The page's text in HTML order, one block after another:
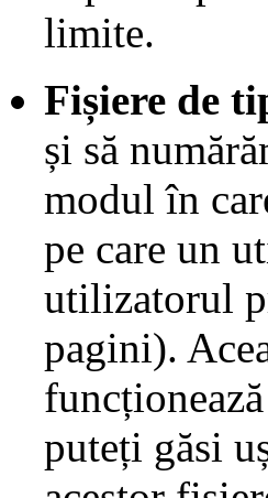
limite.
Fișiere de
și să
modul în
pe care un
utilizatorul
pagini).
puteți găsi